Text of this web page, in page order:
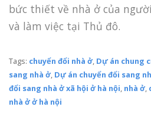
bức thiết về nhà ở của
và làm việc tại Thủ đô.
Tags: chuyển đổi nhà ở, Dự án chung
sang nhà ở, Dự án chuyển đổi sang
đổi sang nhà ở xã hội ở hà nội, nhà ở,
nhà ở ở hà nội